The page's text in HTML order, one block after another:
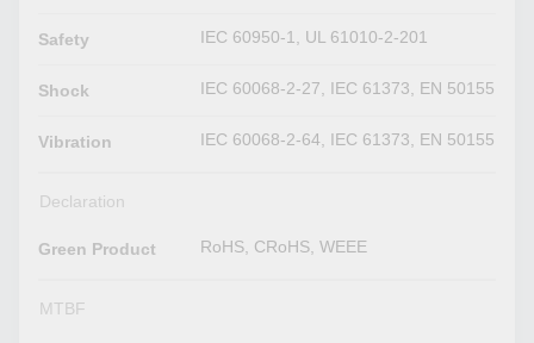
Safety IEC 60950-1, UL 61010-2-201
Shock IEC 60068-2-27, IEC 61373, EN 50155
Vibration IEC 60068-2-64, IEC 61373, EN 50155
Declaration
Green Product RoHS, CRoHS, WEEE
MTBF